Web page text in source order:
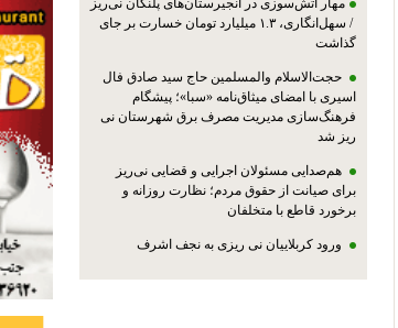
مهار آتش‌سوزی در انجیرستان‌های پلنگان نی‌ریز
/ سهل‌انگاری، ۱.۳ میلیارد تومان خسارت بر جای
گذاشت
حجت‌الاسلام والمسلمین حاج سید صادق فال
اسیری با امضای میثاق‌نامه «سبا»؛ پیشگام
فرهنگ‌سازی مدیریت مصرف برق شهرستان نی
ریز شد
هم‌صدایی مسئولان اجرایی و قضایی نی‌ریز
برای صیانت از حقوق مردم؛ نظارت روزانه و
برخورد قاطع با متخلفان
ورود کربلاییان نی ریزی به نجف اشرف